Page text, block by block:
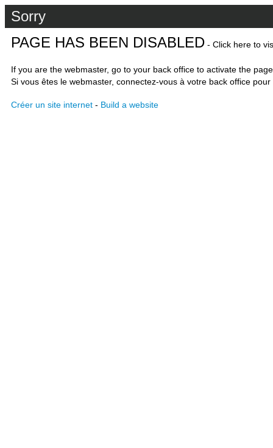
Sorry
PAGE HAS BEEN DISABLED - Click here to
If you are the webmaster, go to your back office to activate the
Si vous êtes le webmaster, connectez-vous à votre back office
Créer un site internet - Build a website